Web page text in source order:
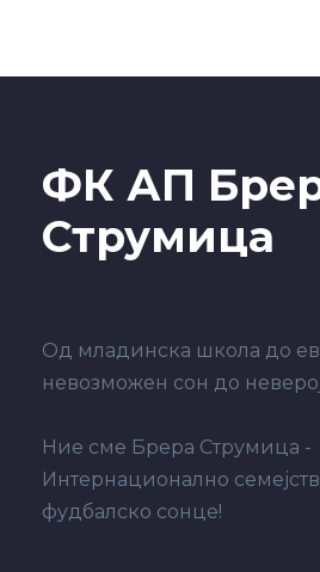
ФК АП
Струмица
Од младинска школа до
невозможен сон до
Ние сме Брера Струмица -
Интернационално
фудбалско сонце!